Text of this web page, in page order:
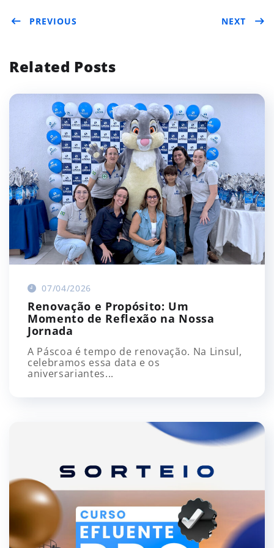
ter
boo
edIn
PREVIOUS NEXT
Related Posts
07/04/2026
Renovação e Propósito: Um
Momento de Reflexão na Nossa
Jornada
A Páscoa é tempo de renovação. Na Linsul,
celebramos essa data e os
aniversariantes...